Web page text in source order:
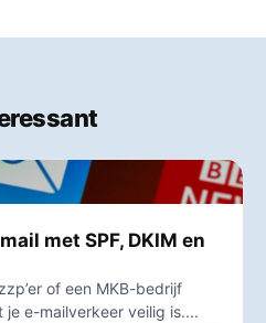
met SPF, DKIM en
of een MKB-bedrijf
e-mailverkeer veilig is....